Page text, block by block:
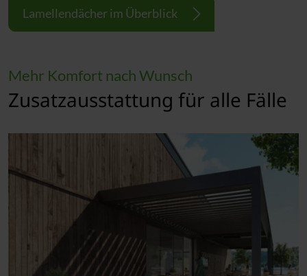
Lamellendächer im Überblick
Mehr Komfort nach Wunsch
Zusatzausstattung für alle Fälle